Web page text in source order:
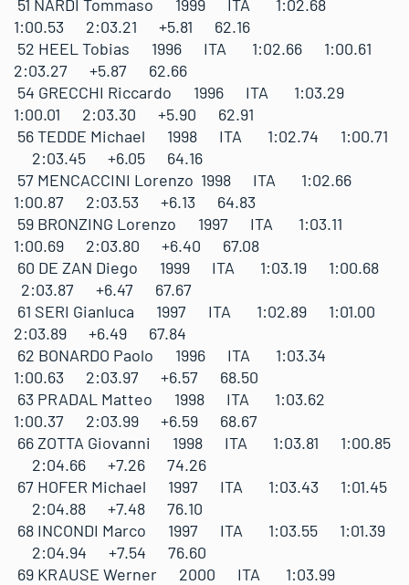
51 NARDI Tommaso 1999 ITA 1:02.68
1:00.53 2:03.21 +5.81 62.16
52 HEEL Tobias 1996 ITA 1:02.66 1:00.61
2:03.27 +5.87 62.66
54 GRECCHI Riccardo 1996 ITA 1:03.29
1:00.01 2:03.30 +5.90 62.91
56 TEDDE Michael 1998 ITA 1:02.74 1:00.71
2:03.45 +6.05 64.16
57 MENCACCINI Lorenzo 1998 ITA 1:02.66
1:00.87 2:03.53 +6.13 64.83
59 BRONZING Lorenzo 1997 ITA 1:03.11
1:00.69 2:03.80 +6.40 67.08
60 DE ZAN Diego 1999 ITA 1:03.19 1:00.68
2:03.87 +6.47 67.67
61 SERI Gianluca 1997 ITA 1:02.89 1:01.00
2:03.89 +6.49 67.84
62 BONARDO Paolo 1996 ITA 1:03.34
1:00.63 2:03.97 +6.57 68.50
63 PRADAL Matteo 1998 ITA 1:03.62
1:00.37 2:03.99 +6.59 68.67
66 ZOTTA Giovanni 1998 ITA 1:03.81 1:00.85
2:04.66 +7.26 74.26
67 HOFER Michael 1997 ITA 1:03.43 1:01.45
2:04.88 +7.48 76.10
68 INCONDI Marco 1997 ITA 1:03.55 1:01.39
2:04.94 +7.54 76.60
69 KRAUSE Werner 2000 ITA 1:03.99